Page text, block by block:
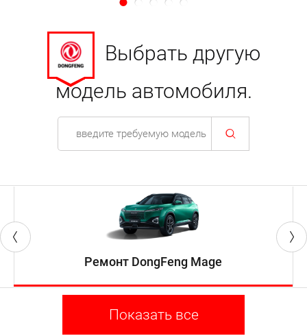
Выбрать другую
модель автомобиля.
Ремонт DongFeng Mage
Показать все